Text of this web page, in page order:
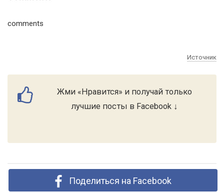
comments
Источник
Жми «Нравится» и получай только
лучшие посты в Facebook ↓
Поделиться на Facebook